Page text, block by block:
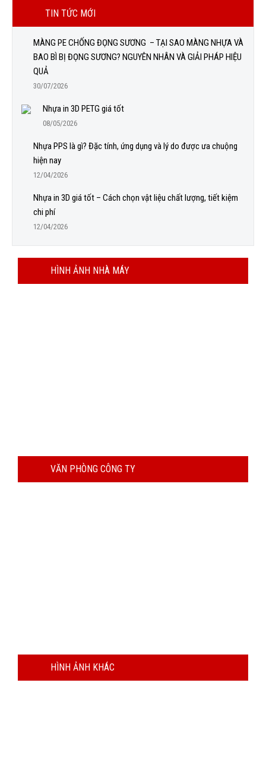
TIN TỨC MỚI
MÀNG PE CHỐNG ĐỌNG SƯƠNG – TẠI SAO MÀNG NHỰA VÀ
BAO BÌ BỊ ĐỌNG SƯƠNG? NGUYÊN NHÂN VÀ GIẢI PHÁP HIỆU
QUẢ
30/07/2026
Nhựa in 3D PETG giá tốt
08/05/2026
Nhựa PPS là gì? Đặc tính, ứng dụng và lý do được ưa chuộng
hiện nay
12/04/2026
Nhựa in 3D giá tốt – Cách chọn vật liệu chất lượng, tiết kiệm
chi phí
12/04/2026
HÌNH ẢNH NHÀ MÁY
VĂN PHÒNG CÔNG TY
HÌNH ẢNH KHÁC